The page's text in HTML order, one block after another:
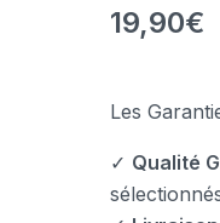
19,90€
Les
✓ Qualité
One
Piece